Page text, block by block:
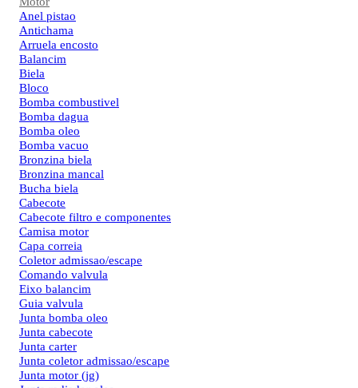
Anel pistao
Antichama
Arruela encosto
Balancim
Biela
Bloco
Bomba combustivel
Bomba dagua
Bomba oleo
Bomba vacuo
Bronzina biela
Bronzina mancal
Bucha biela
Cabecote
Cabecote filtro e componentes
Camisa motor
Capa correia
Coletor admissao/escape
Comando valvula
Eixo balancim
Guia valvula
Junta bomba oleo
Junta cabecote
Junta carter
Junta coletor admissao/escape
Junta motor (jg)